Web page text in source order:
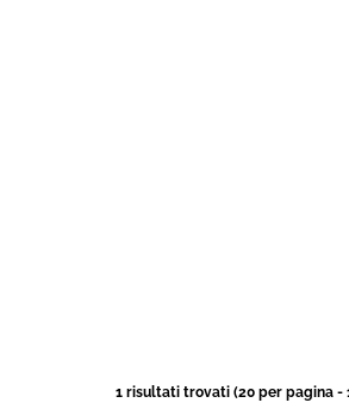
1 risultati trovati (20 per pagina -